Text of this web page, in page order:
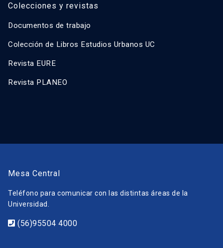
Colecciones y revistas
Documentos de trabajo
Colección de Libros Estudios Urbanos UC
Revista EURE
Revista PLANEO
Mesa Central
Teléfono para comunicar con las distintas áreas de la
Universidad.
(56)95504 4000